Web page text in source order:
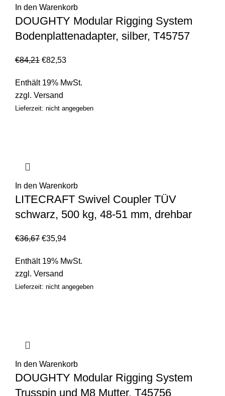
In den Warenkorb
DOUGHTY Modular Rigging System
Bodenplattenadapter, silber, T45757
€84,21 €82,53
Enthält 19% MwSt.
zzgl. Versand
Lieferzeit: nicht angegeben
In den Warenkorb
LITECRAFT Swivel Coupler TÜV
schwarz, 500 kg, 48-51 mm, drehbar
€36,67 €35,94
Enthält 19% MwSt.
zzgl. Versand
Lieferzeit: nicht angegeben
In den Warenkorb
DOUGHTY Modular Rigging System
Trusspin und M8 Mutter, T45756